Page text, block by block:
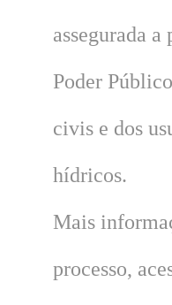
assegurada
Poder
civis e dos
hídricos.
Mais
processo,